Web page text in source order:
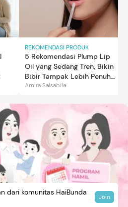
REKOMENDASI PRODUK
5 Rekomendasi Plump Lip
Oil yang Sedang Tren, Bikin
Bibir Tampak Lebih Penuh
dan Berkilau
Amira Salsabila
dari komunitas HaiBunda
Join